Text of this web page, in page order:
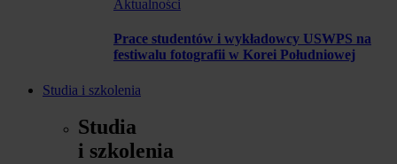
Aktualności
Prace studentów i wykładowcy USWPS na
festiwalu fotografii w Korei Południowej
Studia i szkolenia
Studia
i szkolenia